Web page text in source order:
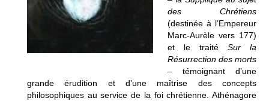
des Chrétiens
(destinée à l’Empereur
Marc-Aurèle vers 177)
et le traitéSur la
Résurrection des morts
– témoignant d’une
grande érudition et d’une maîtrise des concepts
philosophiques au service de la foi chrétienne. Athénagore